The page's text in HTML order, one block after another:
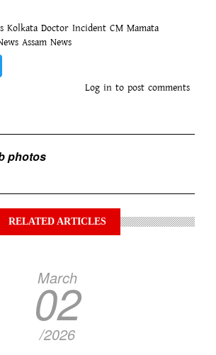
Kolkata Doctor Incident CM Mamata
Assam News
Log in to post comments
photos
RELATED ARTICLES
March
02
/2026